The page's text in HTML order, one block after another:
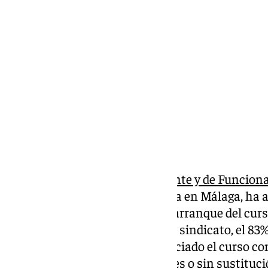
Central Sindical Independiente y de
sindical de la enseñanza pública en Málaga,
falta de personal docente en el arranque del
reciente sondeo realizado por el sindicato, el
públicos de la provincia han iniciado el curso
una media de 2,5 plazas vacantes o sin